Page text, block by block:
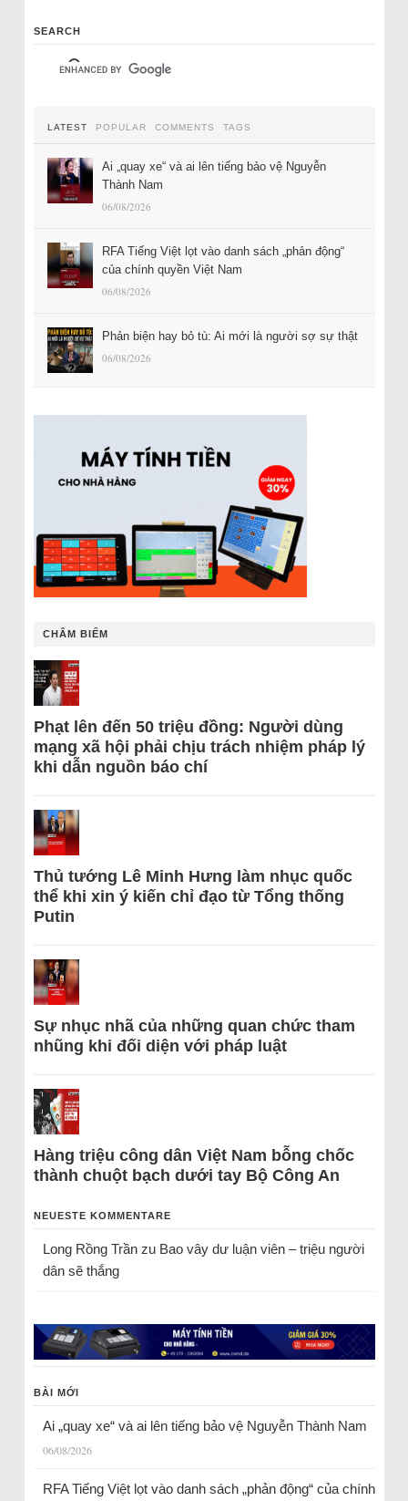
SEARCH
LATEST POPULAR COMMENTS TAGS
Ai „quay xe“ và ai lên tiếng bảo vệ Nguyễn
Thành Nam
06/08/2026
RFA Tiếng Việt lọt vào danh sách „phản động“
của chính quyền Việt Nam
06/08/2026
Phản biện hay bỏ tù: Ai mới là người sợ sự thật
06/08/2026
CHÂM BIẾM
Phạt lên đến 50 triệu đồng: Người dùng
mạng xã hội phải chịu trách nhiệm pháp lý
khi dẫn nguồn báo chí
Thủ tướng Lê Minh Hưng làm nhục quốc
thể khi xin ý kiến chỉ đạo từ Tổng thống
Putin
Sự nhục nhã của những quan chức tham
nhũng khi đối diện với pháp luật
Hàng triệu công dân Việt Nam bỗng chốc
thành chuột bạch dưới tay Bộ Công An
NEUESTE KOMMENTARE
Long Rồng Trầnzu Bao vây dư luận viên – triệu người
dân sẽ thắng
BÀI MỚI
Ai „quay xe“ và ai lên tiếng bảo vệ Nguyễn Thành Nam
06/08/2026
RFA Tiếng Việt lọt vào danh sách „phản động“ của chính